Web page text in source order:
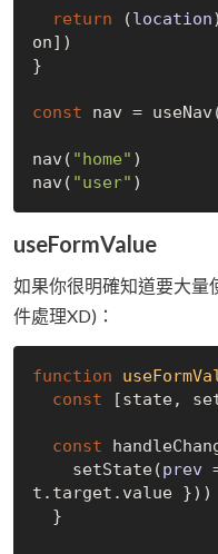
return (location
on])
}
const nav =
nav( "home" )
nav( "user"
useFormValue
如果你很明確知道要大量
件處理XD)：
function
const [state,
const
    setState(
prev
t.target.value }))